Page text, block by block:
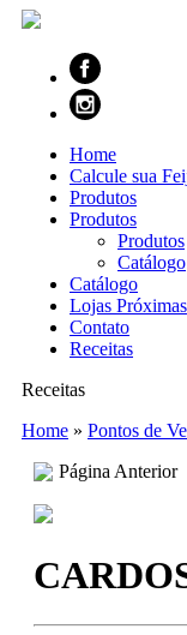
Home
Calcule sua
Produtos
Produtos
Produtos
Catálogo
Catálogo
Lojas Próximas
Contato
Receitas
Receitas
Home » Pontos de
Página Anterior